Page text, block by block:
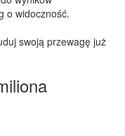
o widoczność.
swoją przewagę już